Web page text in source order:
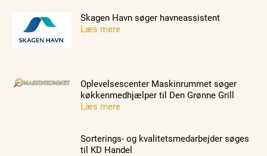
Skagen Havn søger havneassistent
Læs mere
Oplevelsescenter Maskinrummet søger
køkkenmedhjælper til Den Grønne Grill
Læs mere
Sorterings- og kvalitetsmedarbejder søges
til KD Handel